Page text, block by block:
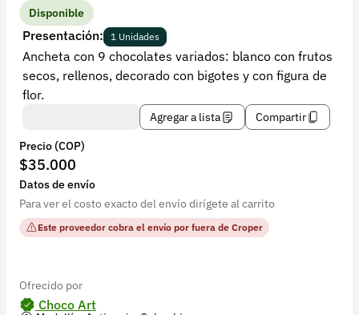
Disponible
Presentación: 1 Unidades
Ancheta con 9 chocolates variados: blanco con frutos
secos, rellenos, decorado con bigotes y con figura de
flor.
Agregar a lista
Compartir
Precio (COP)
$35.000
Datos de envío
Para ver el costo exacto del envío dirígete al carrito
Este proveedor cobra el envío por fuera de Croper
Ofrecido por
Choco Art
Contacto
Soporte
+57 323 2931928
© 2026 Croper.com Todos los derechos reservados
Versión 5.45.0
Síguenos